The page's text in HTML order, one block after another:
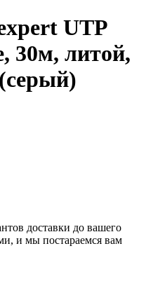
UTP
30м, литой,
доставки до вашего
и мы постараемся вам